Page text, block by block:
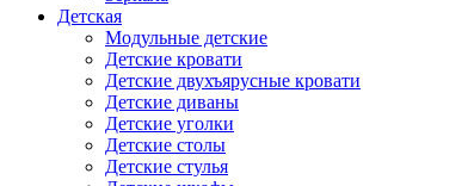
Детская
Модульные детские
Детские кровати
Детские двухъярусные кровати
Детские диваны
Детские уголки
Детские столы
Детские стулья